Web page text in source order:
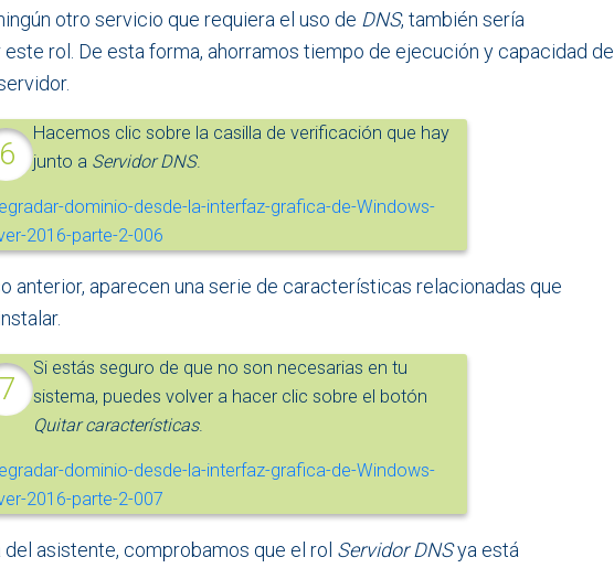
otro servicio que requiera el uso de DNS, también sería
rol. De esta forma, ahorramos tiempo de ejecución y capacidad de
Hacemos clic sobre la casilla de verificación que hay
junto a Servidor DNS.
anterior, aparecen una serie de características relacionadas que
Si estás seguro de que no son necesarias en tu
sistema, puedes volver a hacer clic sobre el botón
Quitar características.
del asistente, comprobamos que el rol Servidor DNSya está